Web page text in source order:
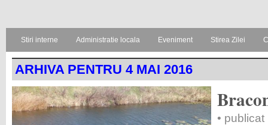
Stiri interne Administratie locala Eveniment Stirea Zilei
ARHIVA PENTRU 4 MAI 2016
•